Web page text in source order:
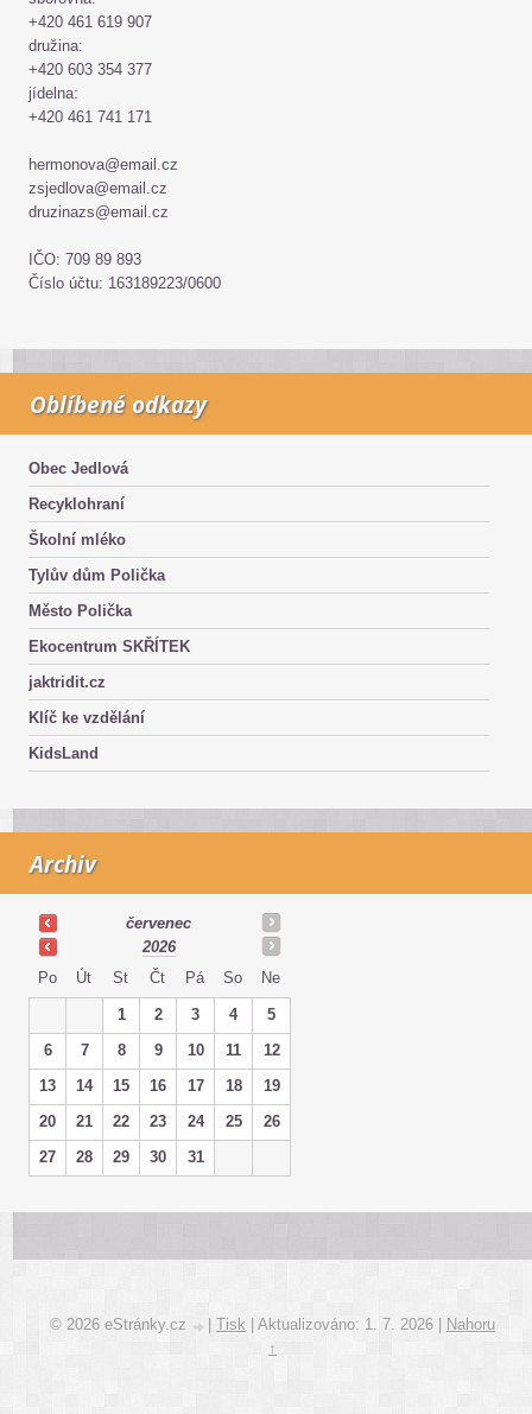
+420 461 619 907
družina:
+420 603 354 377
jídelna:
+420 461 741 171
hermonova@email.cz
zsjedlova@email.cz
druzinazs@email.cz
IČO: 709 89 893
Číslo účtu: 163189223/0600
Oblíbené odkazy
Obec Jedlová
Recyklohraní
Školní mléko
Tylův dům Polička
Město Polička
Ekocentrum SKŘÍTEK
jaktridit.cz
Klíč ke vzdělání
KidsLand
Archiv
červenec
2026
Po
Út St Čt Pá So Ne
1 2 3 4
5
6
7 8 9 10 11
12
13
14 15 16 17 18
19
20
21 22 23 24 25
26
27
28 29 30 31
© 2026 eStránky.cz Tisk Aktualizováno: 1. 7. 2026
Nahoru
↑